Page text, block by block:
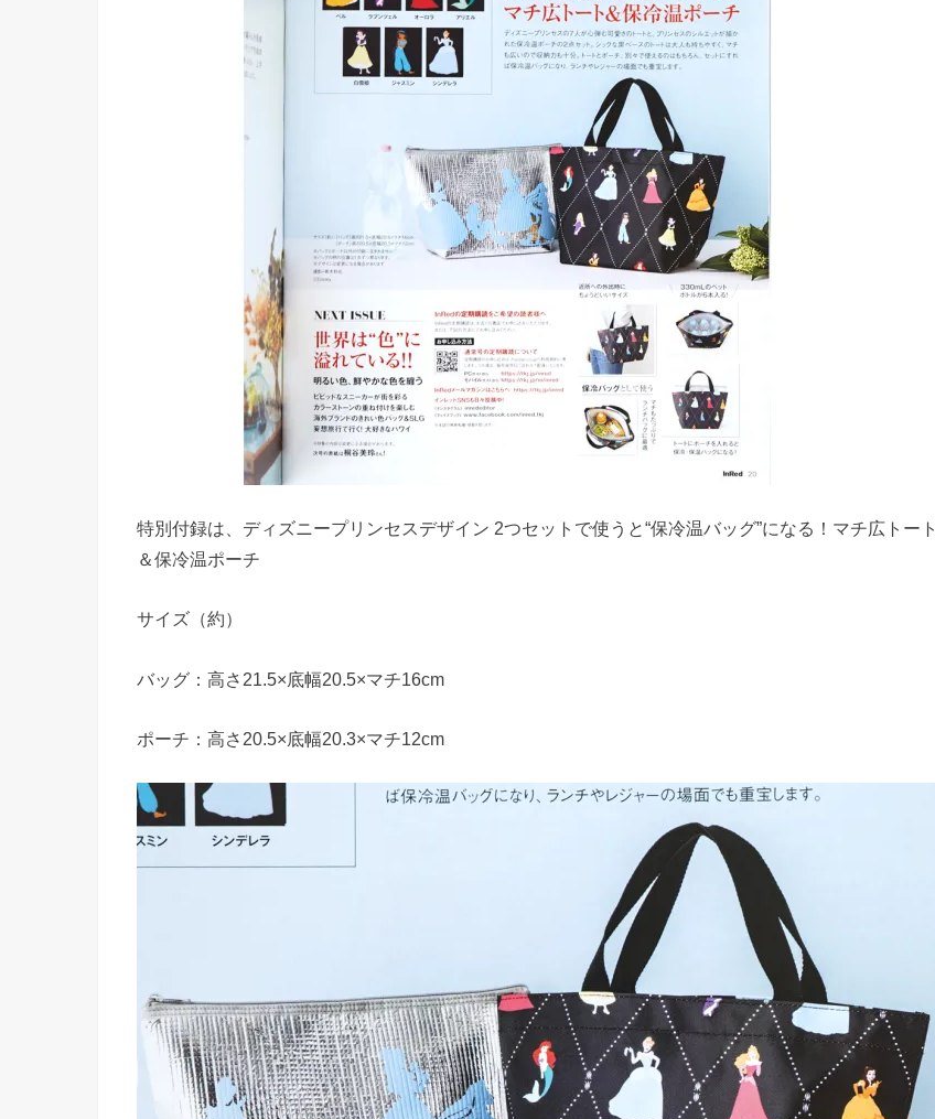
特別付録は、ディズニープリンセスデザイン 2つセットで使うと“保冷温バッグ”になる！マチ広トート
＆保冷温ポーチ
サイズ（約）
バッグ：高さ21.5×底幅20.5×マチ16cm
ポーチ：高さ20.5×底幅20.3×マチ12cm